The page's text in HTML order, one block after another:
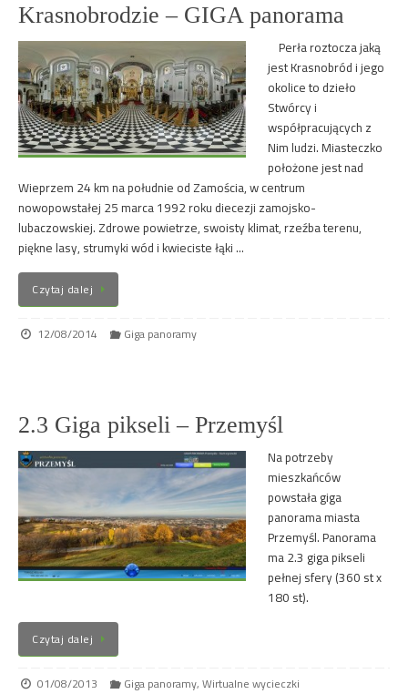
Krasnobrodzie – GIGA panorama
Perła roztocza jaką
jest Krasnobród i jego
okolice to dzieło
Stwórcy i
współpracujących z
Nim ludzi. Miasteczko
położone jest nad
Wieprzem 24 km na południe od Zamościa, w centrum
nowopowstałej 25 marca 1992 roku diecezji zamojsko-
lubaczowskiej. Zdrowe powietrze, swoisty klimat, rzeźba terenu,
piękne lasy, strumyki wód i kwieciste łąki …
Czytaj dalej
12/08/2014 Giga panoramy
2.3 Giga pikseli – Przemyśl
Na potrzeby
mieszkańców
powstała giga
panorama miasta
Przemyśl. Panorama
ma 2.3 giga pikseli
pełnej sfery (360 st x
180 st).
Czytaj dalej
01/08/2013 Giga panoramy,Wirtualne wycieczki